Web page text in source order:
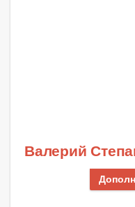
Валерий